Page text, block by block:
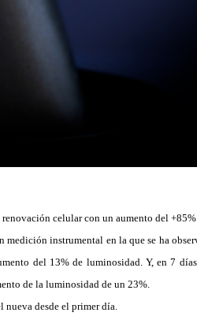
celular con un aumento del +85%.
instrumental en la que se ha
del 13% de luminosidad. Y, en 7
de la luminosidad de un 23%.
desde el primer día.